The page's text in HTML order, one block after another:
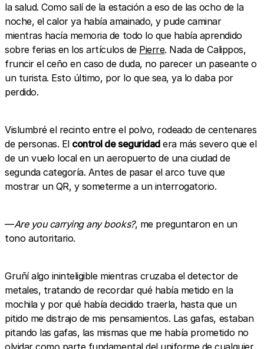
la salud. Como salí de la estación a eso de las ocho de la
noche, el calor ya había amainado, y pude caminar
mientras hacía memoria de todo lo que había aprendido
sobre ferias en los artículos de Pierre. Nada de Calippos,
fruncir el ceño en caso de duda, no parecer un paseante o
un turista. Esto último, por lo que sea, ya lo daba por
perdido.
Vislumbré el recinto entre el polvo, rodeado de centenares
de personas. El control de seguridadera más severo que el
de un vuelo local en un aeropuerto de una ciudad de
segunda categoría. Antes de pasar el arco tuve que
mostrar un QR, y someterme a un interrogatorio.
—Are you carrying any books?, me preguntaron en un
tono autoritario.
Gruñí algo ininteligible mientras cruzaba el detector de
metales, tratando de recordar qué había metido en la
mochila y por qué había decidido traerla, hasta que un
pitido me distrajo de mis pensamientos. Las gafas, estaban
pitando las gafas, las mismas que me había prometido no
olvidar como parte fundamental del uniforme de cualquier